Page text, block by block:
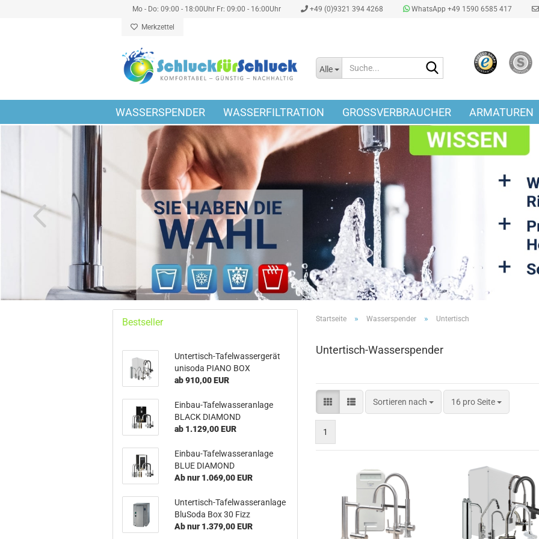
Mo - Do: 09:00 - 18:00Uhr Fr: 09:00 - 16:00Uhr +49 (0)9321 394 4268 WhatsApp +49 1590 6585 417
Merkzettel
Alle
WASSERSPENDER WASSERFILTRATION GROSSVERBRAUCHER ARMATUREN
Startseite » Wasserspender » Untertisch
Untertisch-Wasserspender
Sortieren nach
Sortieren nach 16 pro Seite
pro Seite
1
Bestseller
Untertisch-Tafelwassergerät
unisoda PIANO BOX
ab 910,00 EUR
Einbau-Tafelwasseranlage
BLACK DIAMOND
ab 1.129,00 EUR
Einbau-Tafelwasseranlage
BLUE DIAMOND
Ab nur 1.069,00 EUR
Untertisch-Tafelwasseranlage
BluSoda Box 30 Fizz
Ab nur 1.379,00 EUR